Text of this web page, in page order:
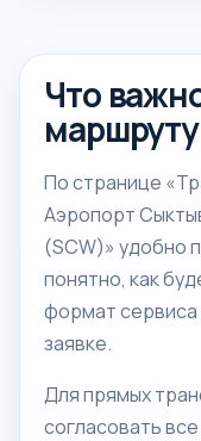
Что
маршруту
По странице
Аэропорт
(SCW)» удобно
понятно, как
формат сервиса
заявке.
Для прямых
согласовать